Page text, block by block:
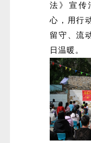
法》宣传
心，用行
留守、流
日温暖。